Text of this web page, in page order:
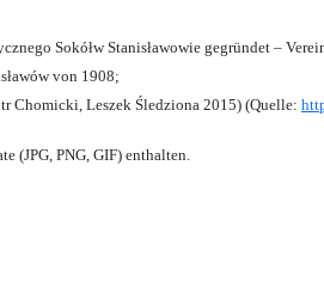
Sokółw Stanisławowie gegründet –
von 1908;
Chomicki, Leszek Śledziona 2015) (Quelle:
(JPG, PNG, GIF) enthalten.